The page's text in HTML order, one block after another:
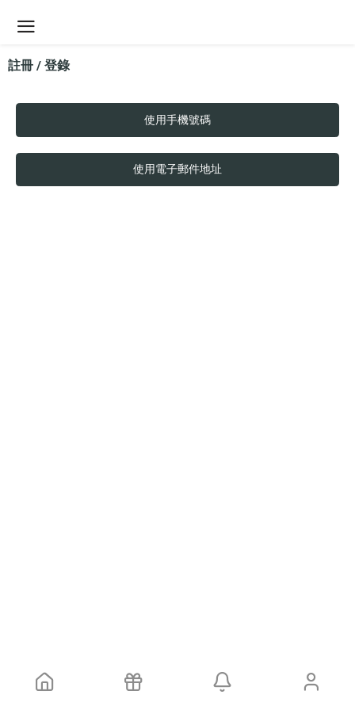
註冊 / 登錄
使用手機號碼
使用電子郵件地址